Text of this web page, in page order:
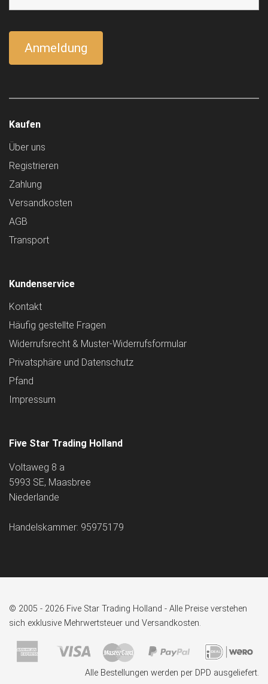
Kaufen
Über uns
Registrieren
Zahlung
Versandkosten
AGB
Transport
Kundenservice
Kontakt
Häufig gestellte Fragen
Widerrufsrecht & Muster-Widerrufsformular
Privatsphäre und Datenschutz
Pfand
Impressum
Five Star Trading Holland
Voltaweg 8 a
5993 SE, Maasbree
Niederlande
Handelskammer: 95975179
© 2005 - 2026 Five Star Trading Holland - Alle Preise verstehen
sich exklusive Mehrwertsteuer und Versandkosten.
Alle Bestellungen werden per DPD ausgeliefert.